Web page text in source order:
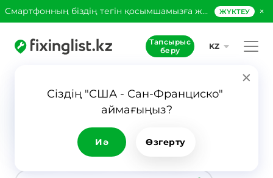
Смартфонның біздің тегін қосымшамызға жүктеңіз! ЖҮКТЕУ ×
Тапсырыс
беру
KZ
Сіздің "США - Сан-Франциско"
аймағыңыз?
Иә Өзгерту
жөндеу
Барлық санаттар 0